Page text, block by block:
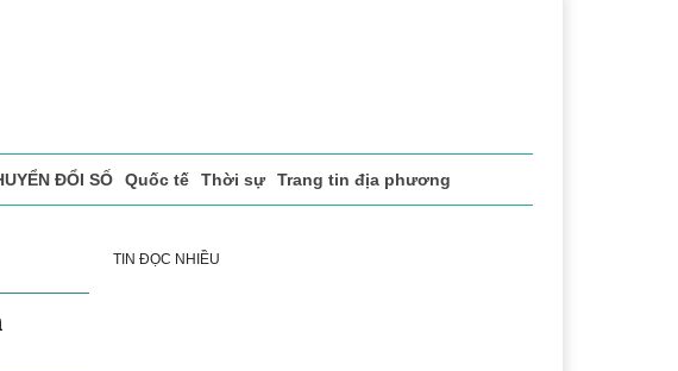
ĐỔI SỐ Quốc tế Thời sự Trang tin địa phương
TIN ĐỌC NHIỀU